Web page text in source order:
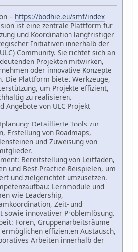
– https://bodhie.eu/smf/index
ist eine zentrale Plattform für
und Koordination langfristiger
Initiativen innerhalb der
Community. Sie richtet sich an
Projekten mitwirken,
oder innovative Konzepte
Die Plattform bietet Werkzeuge,
um Projekte effizient,
zu realisieren.
Angebote von ULC Projekt
Detaillierte Tools zur
Erstellung von Roadmaps,
und Zuweisung von
Bereitstellung von Leitfäden,
und Best-Practice-Beispielen, um
und zielgerichtet umzusetzen.
Lernmodule und
wie Leadership,
Zeit- und
sowie innovativer Problemlösung.
Foren, Gruppenarbeitsräume
effizienten Austausch,
Arbeiten innerhalb der